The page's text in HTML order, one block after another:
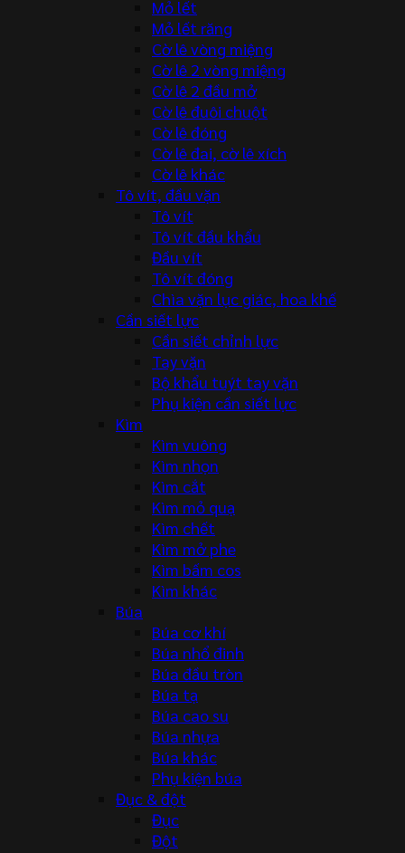
Mỏ lết
Mỏ lết răng
Cờ lê vòng miệng
Cờ lê 2 vòng miệng
Cờ lê 2 đầu mở
Cờ lê đuôi chuột
Cờ lê đóng
Cờ lê đai, cờ lê xích
Cờ lê khác
Tô vít, đầu vặn
Tô vít
Tô vít đầu khẩu
Đầu vít
Tô vít đóng
Chìa vặn lục giác, hoa khế
Cần siết lực
Cần siết chỉnh lực
Tay vặn
Bộ khẩu tuýt tay vặn
Phụ kiện cần siết lực
Kìm
Kìm vuông
Kìm nhọn
Kìm cắt
Kìm mỏ quạ
Kìm chết
Kìm mở phe
Kìm bấm cos
Kìm khác
Búa
Búa cơ khí
Búa nhổ đinh
Búa đầu tròn
Búa tạ
Búa cao su
Búa nhựa
Búa khác
Phụ kiện búa
Đục & đột
Đục
Đột